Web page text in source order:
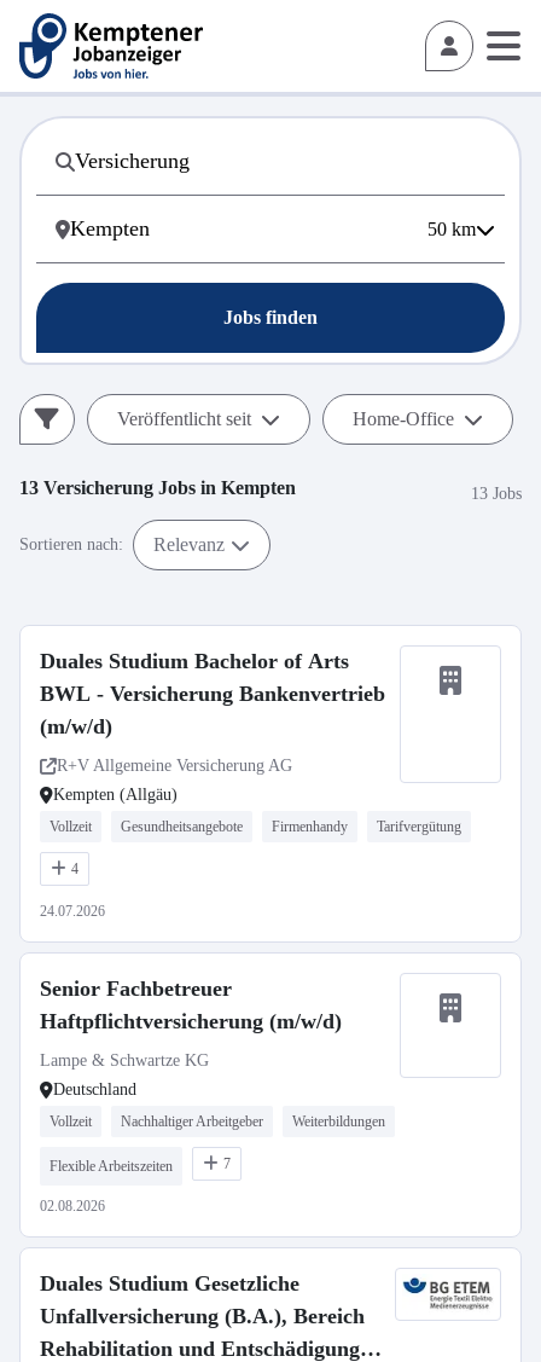
50 km
Jobs finden
Veröffentlicht seit Home-Office
13 Versicherung Jobs in Kempten 13 Jobs
Sortieren nach: Relevanz
Duales Studium Bachelor of Arts
BWL - Versicherung Bankenvertrieb
(m/w/d)
R+V Allgemeine Versicherung AG
Kempten (Allgäu)
Vollzeit Gesundheitsangebote Firmenhandy Tarifvergütung
4
24.07.2026
Senior Fachbetreuer
Haftpflichtversicherung (m/w/d)
Lampe & Schwartze KG
Deutschland
Vollzeit Nachhaltiger Arbeitgeber Weiterbildungen
Flexible Arbeitszeiten 7
02.08.2026
Duales Studium Gesetzliche
Unfallversicherung (B.A.), Bereich
Rehabilitation und Entschädigung,